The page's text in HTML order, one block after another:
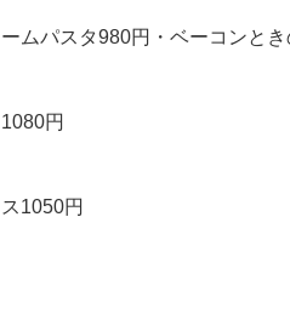
ムパスタ980円・ベーコンと
円
1050円